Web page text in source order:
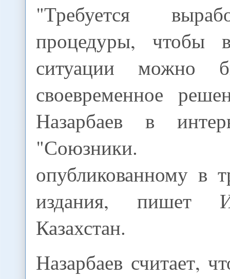
"Требуется
процедуры, чтобы
ситуации можно
своевременное
Назарбаев в
опубликованному в
издания, пишет
Казахстан.
Назарбаев считает,